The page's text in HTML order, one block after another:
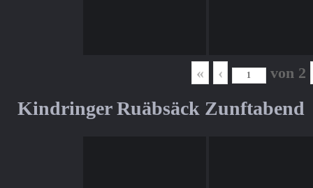
« ‹ von 2
Kindringer Ruäbsäck Zunftabend